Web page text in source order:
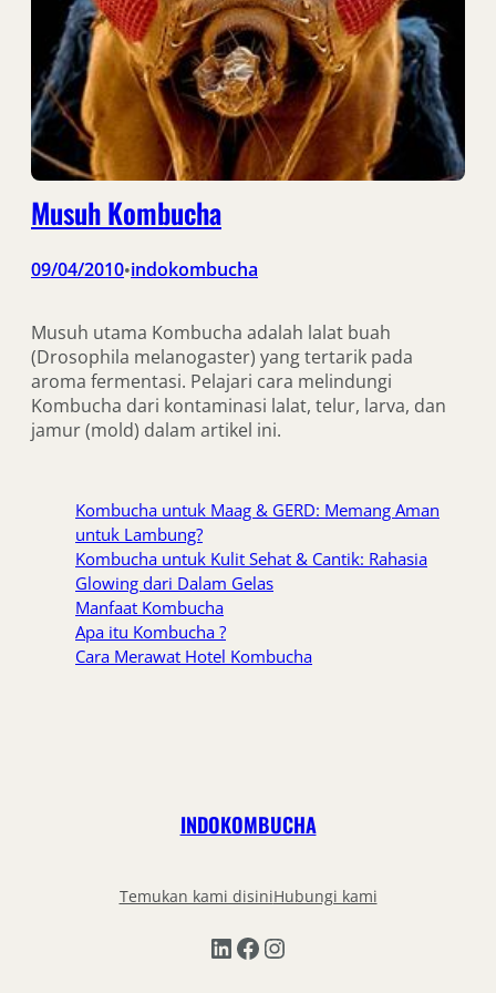
Musuh Kombucha
09/04/2010•indokombucha
Musuh utama Kombucha adalah lalat buah
(Drosophila melanogaster) yang tertarik pada
aroma fermentasi. Pelajari cara melindungi
Kombucha dari kontaminasi lalat, telur, larva, dan
jamur (mold) dalam artikel ini.
Kombucha untuk Maag & GERD: Memang Aman
untuk Lambung?
Kombucha untuk Kulit Sehat & Cantik: Rahasia
Glowing dari Dalam Gelas
Manfaat Kombucha
Apa itu Kombucha ?
Cara Merawat Hotel Kombucha
INDOKOMBUCHA
Temukan kami disiniHubungi kami
LinkedIn Facebook Instagram